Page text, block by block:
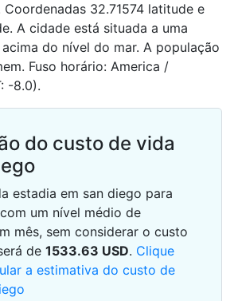
32.71574 latitude e
A cidade está situada a uma
do nível do mar. A população
Fuso horário: America /
-8.0).
do custo de vida
estadia em san diego para
um nível médio de
mês, sem considerar o custo
de 1533.63 USD. Clique
a estimativa do custo de